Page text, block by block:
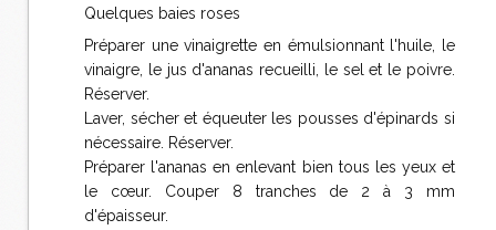
Quelques baies roses
Préparer une vinaigrette en émulsionnant l'huile, le
vinaigre, le jus d'ananas recueilli, le sel et le poivre.
Réserver.
Laver, sécher et équeuter les pousses d'épinards si
nécessaire. Réserver.
Préparer l'ananas en enlevant bien tous les yeux et
le cœur. Couper 8 tranches de 2 à 3 mm
d'épaisseur.